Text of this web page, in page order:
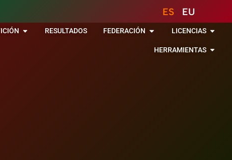
ES EU
RESULTADOS FEDERACIÓN LICENCIAS
HERRAMIENTAS